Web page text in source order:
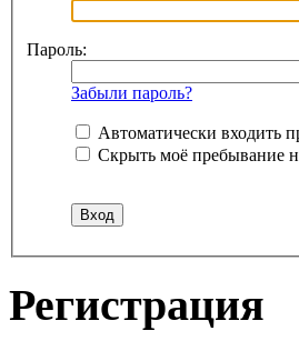
Пароль:
Забыли пароль?
Автоматически входить
Скрыть моё пребывание
Регистрация